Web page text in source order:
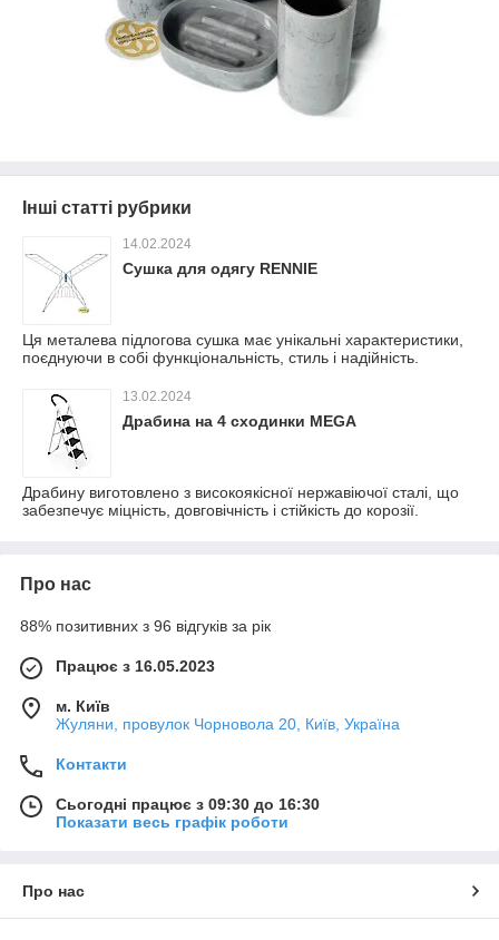
Інші статті рубрики
14.02.2024
Сушка для одягу RENNIE
Ця металева підлогова сушка має унікальні характеристики,
поєднуючи в собі функціональність, стиль і надійність.
13.02.2024
Драбина на 4 сходинки MEGA
Драбину виготовлено з високоякісної нержавіючої сталі, що
забезпечує міцність, довговічність і стійкість до корозії.
Про нас
88% позитивних з 96 відгуків за рік
Працює з 16.05.2023
м. Київ
Жуляни, провулок Чорновола 20, Київ, Україна
Контакти
Сьогодні працює з 09:30 до 16:30
Показати весь графік роботи
Про нас